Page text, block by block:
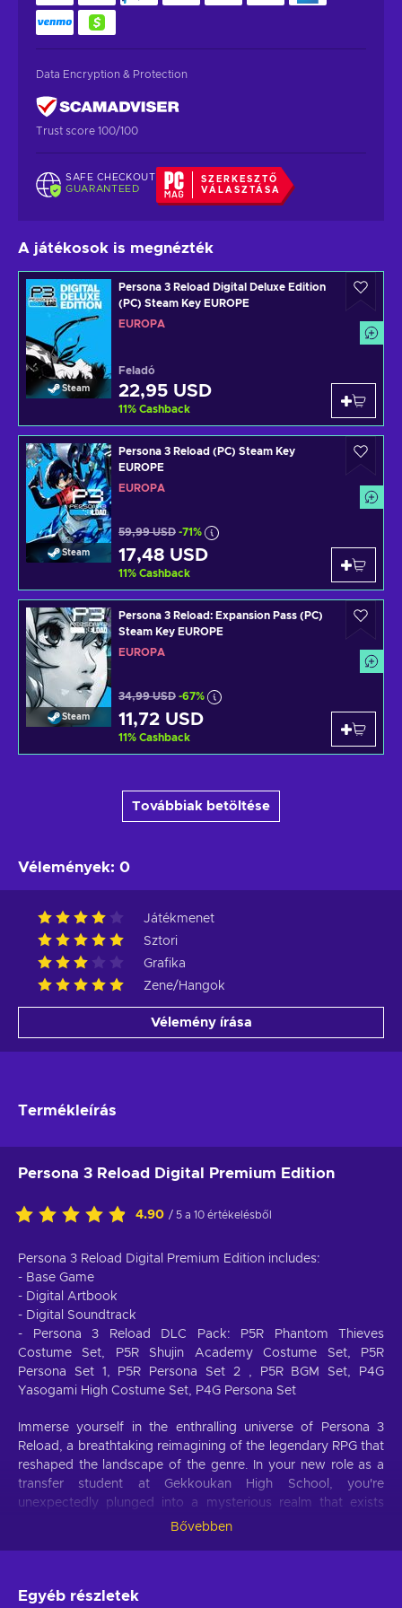
Data Encryption & Protection
Trust score 100/100
SAFE CHECKOUT
GUARANTEED
SZERKESZTŐ
VÁLASZTÁSA
A játékosok is megnézték
Steam
Persona 3 Reload Digital Deluxe Edition
(PC) Steam Key EUROPE
EURÓPA
Feladó
22,95 USD
11% Cashback
Steam
Persona 3 Reload (PC) Steam Key
EUROPE
EURÓPA
59,99 USD -71%
17,48 USD
11% Cashback
Steam
Persona 3 Reload: Expansion Pass (PC)
Steam Key EUROPE
EURÓPA
34,99 USD -67%
11,72 USD
11% Cashback
Továbbiak betöltése
Vélemények: 0
Játékmenet
Sztori
Grafika
Zene/Hangok
Vélemény írása
Termékleírás
Persona 3 Reload Digital Premium Edition
4.90 / 5 a 10 értékelésből
Persona 3 Reload Digital Premium Edition includes:
- Base Game
- Digital Artbook
- Digital Soundtrack
- Persona 3 Reload DLC Pack: P5R Phantom Thieves
Costume Set, P5R Shujin Academy Costume Set, P5R
Persona Set 1, P5R Persona Set 2 , P5R BGM Set, P4G
Yasogami High Costume Set, P4G Persona Set
Immerse yourself in the enthralling universe of Persona 3
Reload, a breathtaking reimagining of the legendary RPG that
reshaped the landscape of the genre. In your new role as a
transfer student at Gekkoukan High School, you're
unexpectedly plunged into a mysterious realm that exists
between midnight and dawn, known as the Dark Hour. This
strength, allowing you to confront and defeat these
Bővebben
Egyéb részletek